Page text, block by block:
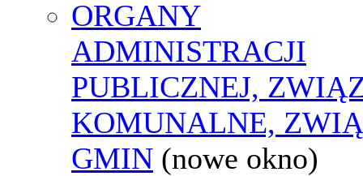
ORGANY
ADMINISTRACJI
PUBLICZNEJ,
KOMUNALNE,
GMIN (nowe okno)